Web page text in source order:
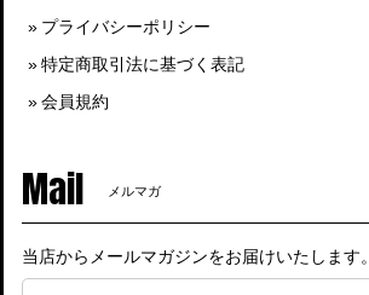
プライバシーポリシー
特定商取引法に基づく表記
会員規約
Mail メルマガ
当店からメールマガジンをお届けいたします。